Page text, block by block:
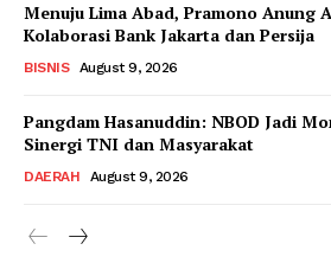
Menuju Lima Abad, Pramono Anung
Kolaborasi Bank Jakarta dan Persija
BISNIS August 9, 2026
Pangdam Hasanuddin: NBOD Jadi
Sinergi TNI dan Masyarakat
DAERAH August 9, 2026